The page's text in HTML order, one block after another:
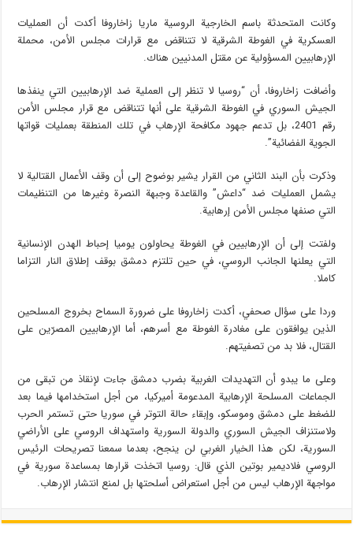
وكانت المتحدثة باسم الخارجية الروسية ماريا زاخاروفا أكدت أن العمليات
العسكرية في الغوطة الشرقية لا تتناقض مع قرارات مجلس الأمن، محملة
الإرهابيين المسؤولية عن مقتل المدنيين هناك.
وأضافت زاخاروفا، أن “روسيا لا تنظر إلى العملية ضد الإرهابيين التي ينفذها
الجيش السوري في الغوطة الشرقية على أنها تتناقض مع قرار مجلس الأمن
رقم 2401، بل تدعم جهود مكافحة الإرهاب في تلك المنطقة بعمليات قواتها
الجوية الفضائية”.
وذكرت بأن البند الثاني من القرار يشير بوضوح إلى أن وقف الأعمال القتالية لا
يشمل العمليات ضد “داعش” والقاعدة وجبهة النصرة وغيرها من التنظيمات
التي صنفها مجلس الأمن إرهابية.
ولفتت إلى أن الإرهابيين في الغوطة يحاولون يوميا إحباط الهدن الإنسانية
التي يعلنها الجانب الروسي، في حين تلتزم دمشق بوقف إطلاق النار التزاما
كاملا.
وردا على سؤال صحفي، أكدت زاخاروفا على ضرورة السماح بخروج المسلحين
الذين يوافقون على مغادرة الغوطة مع أسرهم، أما الإرهابيين المصرّين على
القتال، فلا بد من تصفيتهم.
وعلى ما يبدو أن التهديدات الغربية بضرب دمشق جاءت لإنقاذ من تبقى من
الجماعات المسلحة الإرهابية المدعومة أميركيا، من أجل استخدامها فيما بعد
للضغط على دمشق وموسكو، وإبقاء حالة التوتر في سوريا حتى تستمر الحرب
ولاستنزاف الجيش السوري والدولة السورية واستهداف الروسي على الأراضي
السورية، لكن هذا الخيار الغربي لن ينجح، بعدما سمعنا تصريحات الرئيس
الروسي فلاديمير بوتين الذي قال: روسيا اتخذت قرارها بمساعدة سورية في
مواجهة الإرهاب ليس من أجل استعراض أسلحتها بل لمنع انتشار الإرهاب.